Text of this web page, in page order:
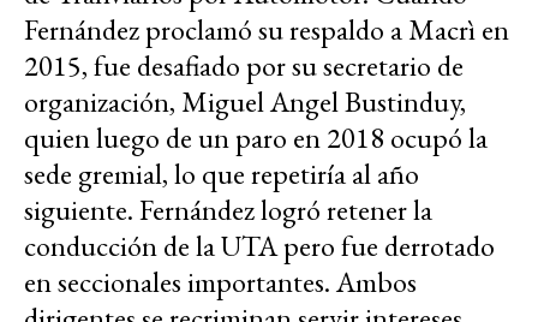
Fernández proclamó su respaldo a Macrì en
2015, fue desafiado por su secretario de
organización, Miguel Angel Bustinduy,
quien luego de un paro en 2018 ocupó la
sede gremial, lo que repetiría al año
siguiente. Fernández logró retener la
conducción de la UTA pero fue derrotado
en seccionales importantes. Ambos